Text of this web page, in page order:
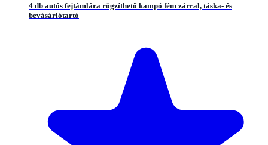
4 db autós fejtámlára rögzíthető kampó fém zárral, táska- és
bevásárlótartó